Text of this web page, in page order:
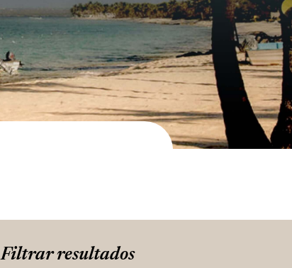
Filtrar resultados